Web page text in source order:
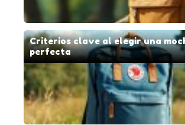
Criterios clave al elegir una
perfecta